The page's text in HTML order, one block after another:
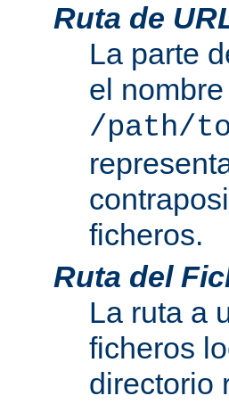
Ruta de
La parte
el
/path/
ficheros.
Ruta del
La ruta a
ficheros
directorio